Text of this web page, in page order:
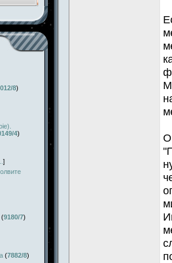
8)
4)
]
(9180/7)
(7882/8)